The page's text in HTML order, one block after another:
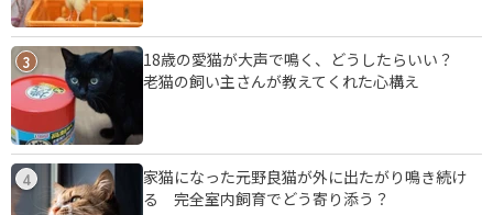
3
18歳の愛猫が大声で鳴く、どうしたらいい？
老猫の飼い主さんが教えてくれた心構え
4
家猫になった元野良猫が外に出たがり鳴き続け
る 完全室内飼育でどう寄り添う？